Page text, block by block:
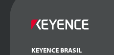
KEYENCE BRASIL